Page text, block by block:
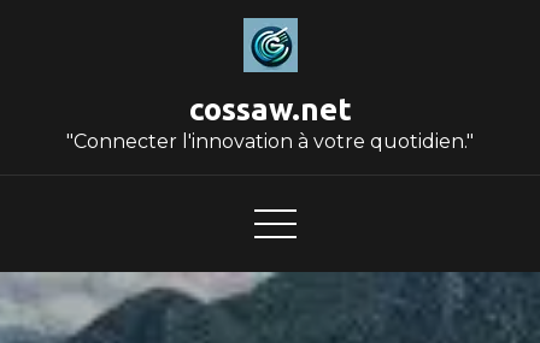
cossaw.net
"Connecter l'innovation à votre quotidien."